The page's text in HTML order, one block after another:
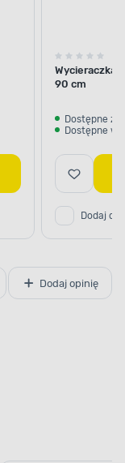
Wycieraczka
90 cm
Dostępne z
Dostępne w
Dodaj do
Dodaj opinię